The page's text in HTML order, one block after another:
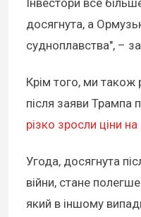
Інвестори все
досягнута, а
судноплавства", –
Крім того, ми також
після заяви Трампа
різко зросли ціни на
Угода, досягнута
війни, стане
який в іншому